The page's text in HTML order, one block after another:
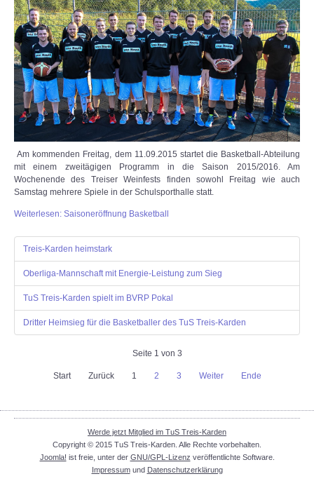
Am kommenden Freitag, dem 11.09.2015 startet die Basketball-Abteilung
mit einem zweitägigen Programm in die Saison 2015/2016. Am
Wochenende des Treiser Weinfests finden sowohl Freitag wie auch
Samstag mehrere Spiele in der Schulsporthalle statt.
Weiterlesen: Saisoneröffnung Basketball
Treis-Karden heimstark
Oberliga-Mannschaft mit Energie-Leistung zum Sieg
TuS Treis-Karden spielt im BVRP Pokal
Dritter Heimsieg für die Basketballer des TuS Treis-Karden
Seite 1 von 3
Start Zurück 1 2 3 Weiter Ende
Werde jetzt Mitglied im TuS Treis-Karden
Copyright © 2015 TuS Treis-Karden. Alle Rechte vorbehalten.
Joomla! ist freie, unter der GNU/GPL-Lizenz veröffentlichte Software.
Impressumund Datenschutzerklärung